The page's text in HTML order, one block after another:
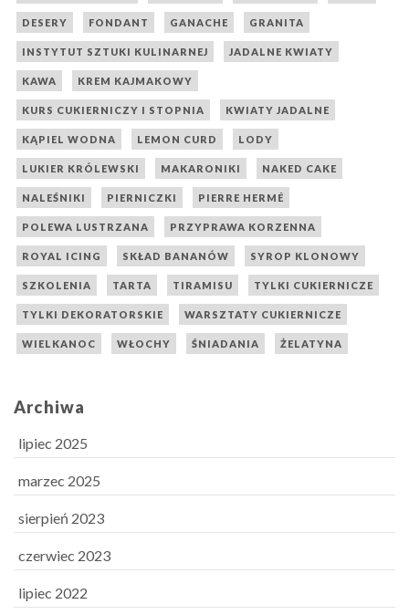
DESERY FONDANT GANACHE GRANITA
INSTYTUT SZTUKI KULINARNEJ JADALNE KWIATY
KAWA KREM KAJMAKOWY
KURS CUKIERNICZY I STOPNIA KWIATY JADALNE
KĄPIEL WODNA LEMON CURD LODY
LUKIER KRÓLEWSKI MAKARONIKI NAKED CAKE
NALEŚNIKI PIERNICZKI PIERRE HERMÉ
POLEWA LUSTRZANA PRZYPRAWA KORZENNA
ROYAL ICING SKŁAD BANANÓW SYROP KLONOWY
SZKOLENIA TARTA TIRAMISU TYLKI CUKIERNICZE
TYLKI DEKORATORSKIE WARSZTATY CUKIERNICZE
WIELKANOC WŁOCHY ŚNIADANIA ŻELATYNA
Archiwa
lipiec 2025
marzec 2025
sierpień 2023
czerwiec 2023
lipiec 2022